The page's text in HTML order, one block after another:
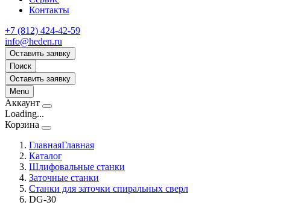
Контакты
+7 (812) 424-42-59
info@heden.ru
Оставить заявку
Поиск
Оставить заявку
Menu
Аккаунт
Loading...
Корзина
ГлавнаяГлавная
Каталог
Шлифовальные станки
Заточные станки
Станки для заточки спиральных сверл
DG-30